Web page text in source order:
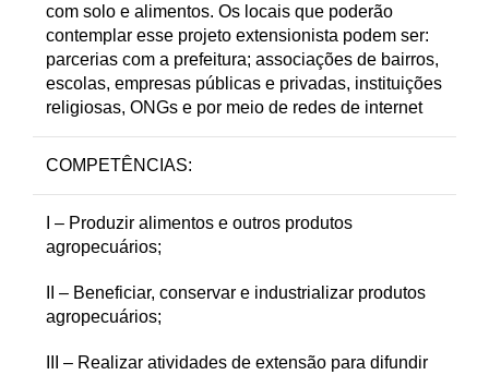
com solo e alimentos. Os locais que poderão
contemplar esse projeto extensionista podem ser:
parcerias com a prefeitura; associações de bairros,
escolas, empresas públicas e privadas, instituições
religiosas, ONGs e por meio de redes de internet
COMPETÊNCIAS:
I – Produzir alimentos e outros produtos
agropecuários;
II – Beneficiar, conservar e industrializar produtos
agropecuários;
III – Realizar atividades de extensão para difundir